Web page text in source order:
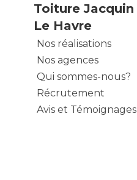
Toiture Jacquin
Le Havre
Nos réalisations
Nos agences
Qui sommes-nous?
Récrutement
Avis et Témoignages